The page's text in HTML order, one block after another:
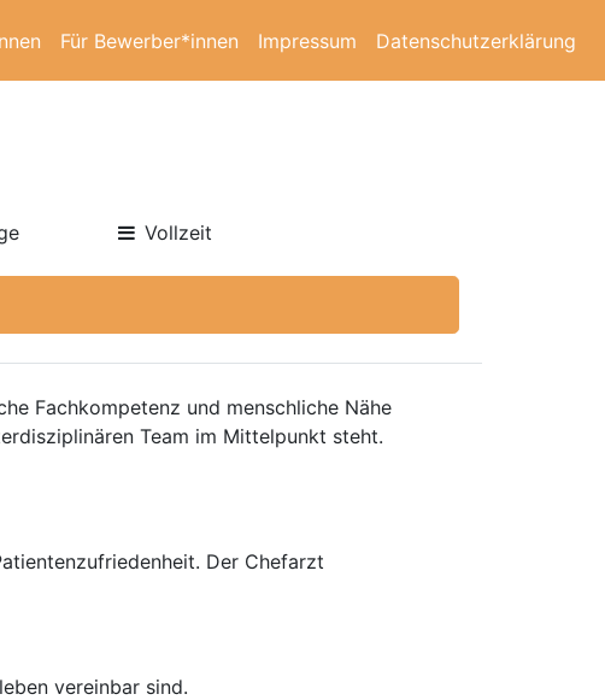
Für Bewerber*innen Impressum Datenschutzerklärung
Vollzeit
Fachkompetenz und menschliche Nähe
Team im Mittelpunkt steht.
Der Chefarzt
vereinbar sind.